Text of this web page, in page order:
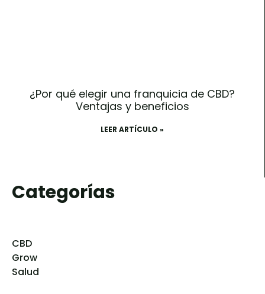
¿Por qué elegir una franquicia de CBD?
Ventajas y beneficios
LEER ARTÍCULO »
Categorías
CBD
Grow
Salud